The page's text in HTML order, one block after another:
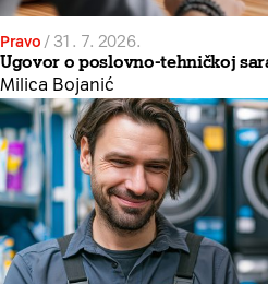
Pravo / 31. 7. 2026.
Ugovor o poslovno-tehničkoj
Milica Bojanić